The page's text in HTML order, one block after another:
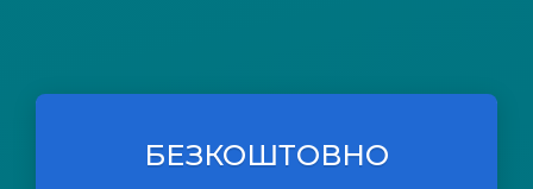
БЕЗКОШТОВНО